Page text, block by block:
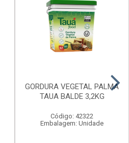
GORDURA VEGETAL PALMA
TAUA BALDE 3,2KG
Código: 42322
Embalagem: Unidade